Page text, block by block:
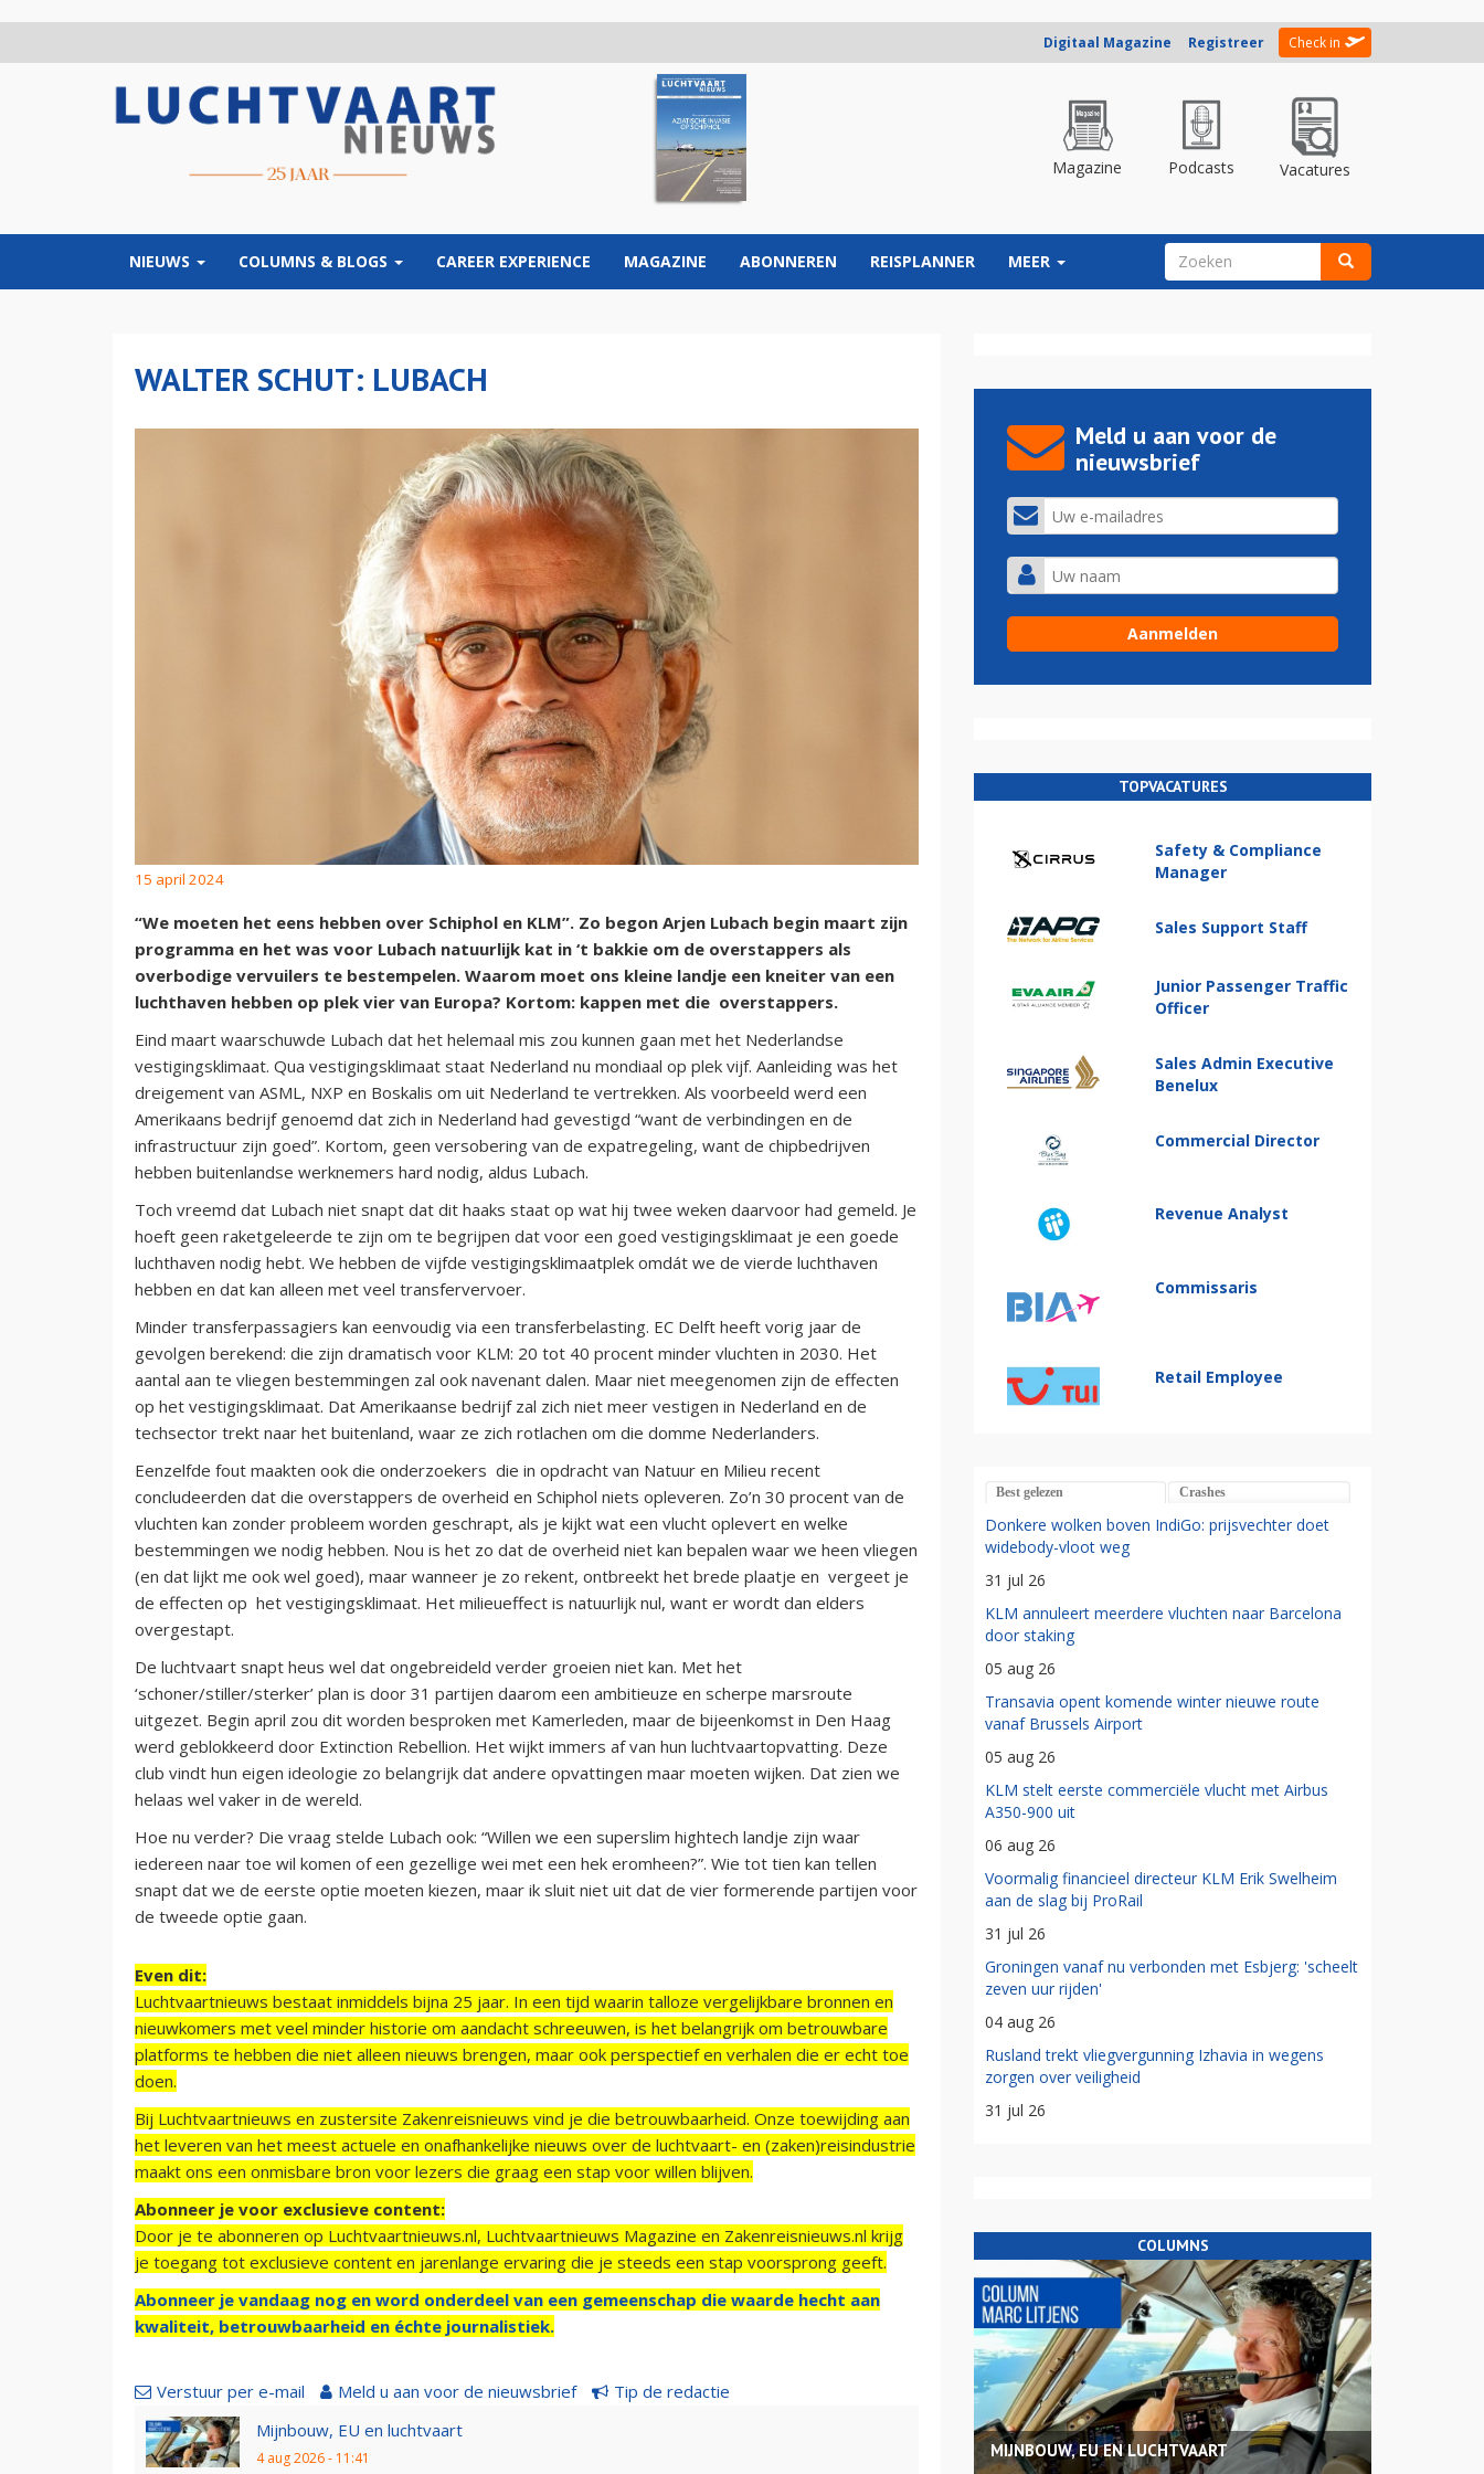
Digitaal Magazine Registreer Check in
Magazine Podcasts Vacatures
NIEUWS COLUMNS & BLOGS CAREER EXPERIENCE MAGAZINE ABONNEREN REISPLANNER MEER ZOEKVELD
WALTER SCHUT: LUBACH
15 april 2024
“We moeten het eens hebben over Schiphol en KLM”. Zo begon Arjen Lubach begin maart zijn
programma en het was voor Lubach natuurlijk kat in ‘t bakkie om de overstappers als
overbodige vervuilers te bestempelen. Waarom moet ons kleine landje een kneiter van een
luchthaven hebben op plek vier van Europa? Kortom: kappen met die overstappers.
Eind maart waarschuwde Lubach dat het helemaal mis zou kunnen gaan met het Nederlandse
vestigingsklimaat. Qua vestigingsklimaat staat Nederland nu mondiaal op plek vijf. Aanleiding was het
dreigement van ASML, NXP en Boskalis om uit Nederland te vertrekken. Als voorbeeld werd een
Amerikaans bedrijf genoemd dat zich in Nederland had gevestigd “want de verbindingen en de
infrastructuur zijn goed”. Kortom, geen versobering van de expatregeling, want de chipbedrijven
hebben buitenlandse werknemers hard nodig, aldus Lubach.
Toch vreemd dat Lubach niet snapt dat dit haaks staat op wat hij twee weken daarvoor had gemeld. Je
hoeft geen raketgeleerde te zijn om te begrijpen dat voor een goed vestigingsklimaat je een goede
luchthaven nodig hebt. We hebben de vijfde vestigingsklimaatplek omdát we de vierde luchthaven
hebben en dat kan alleen met veel transfervervoer.
Minder transferpassagiers kan eenvoudig via een transferbelasting. EC Delft heeft vorig jaar de
gevolgen berekend: die zijn dramatisch voor KLM: 20 tot 40 procent minder vluchten in 2030. Het
aantal aan te vliegen bestemmingen zal ook navenant dalen. Maar niet meegenomen zijn de effecten
op het vestigingsklimaat. Dat Amerikaanse bedrijf zal zich niet meer vestigen in Nederland en de
techsector trekt naar het buitenland, waar ze zich rotlachen om die domme Nederlanders.
Eenzelfde fout maakten ook die onderzoekers die in opdracht van Natuur en Milieu recent
concludeerden dat die overstappers de overheid en Schiphol niets opleveren. Zo’n 30 procent van de
vluchten kan zonder probleem worden geschrapt, als je kijkt wat een vlucht oplevert en welke
bestemmingen we nodig hebben. Nou is het zo dat de overheid niet kan bepalen waar we heen vliegen
(en dat lijkt me ook wel goed), maar wanneer je zo rekent, ontbreekt het brede plaatje en vergeet je
de effecten op het vestigingsklimaat. Het milieueffect is natuurlijk nul, want er wordt dan elders
overgestapt.
De luchtvaart snapt heus wel dat ongebreideld verder groeien niet kan. Met het
‘schoner/stiller/sterker’ plan is door 31 partijen daarom een ambitieuze en scherpe marsroute
uitgezet. Begin april zou dit worden besproken met Kamerleden, maar de bijeenkomst in Den Haag
werd geblokkeerd door Extinction Rebellion. Het wijkt immers af van hun luchtvaartopvatting. Deze
club vindt hun eigen ideologie zo belangrijk dat andere opvattingen maar moeten wijken. Dat zien we
helaas wel vaker in de wereld.
Hoe nu verder? Die vraag stelde Lubach ook: “Willen we een superslim hightech landje zijn waar
iedereen naar toe wil komen of een gezellige wei met een hek eromheen?”. Wie tot tien kan tellen
snapt dat we de eerste optie moeten kiezen, maar ik sluit niet uit dat de vier formerende partijen voor
de tweede optie gaan.
Even dit:
Luchtvaartnieuws bestaat inmiddels bijna 25 jaar. In een tijd waarin talloze vergelijkbare bronnen en
nieuwkomers met veel minder historie om aandacht schreeuwen, is het belangrijk om betrouwbare
platforms te hebben die niet alleen nieuws brengen, maar ook perspectief en verhalen die er echt toe
doen.
Bij Luchtvaartnieuws en zustersite Zakenreisnieuws vind je die betrouwbaarheid. Onze toewijding aan
het leveren van het meest actuele en onafhankelijke nieuws over de luchtvaart- en (zaken)reisindustrie
maakt ons een onmisbare bron voor lezers die graag een stap voor willen blijven.
Abonneer je voor exclusieve content:
Door je te abonneren op Luchtvaartnieuws.nl, Luchtvaartnieuws Magazine en Zakenreisnieuws.nl krijg
je toegang tot exclusieve content en jarenlange ervaring die je steeds een stap voorsprong geeft.
Abonneer je vandaag nog en word onderdeel van een gemeenschap die waarde hecht aan
kwaliteit, betrouwbaarheid en échte journalistiek.
Verstuur per e-mail Meld u aan voor de nieuwsbrief
Tip de redactie
Mijnbouw, EU en luchtvaart
4 aug 2026 - 11:41
Meld u aan voor de
nieuwsbrief
TOPVACATURES
Safety & Compliance
Manager
Sales Support Staff
Junior Passenger Traffic
Officer
Sales Admin Executive
Benelux
Commercial Director
Revenue Analyst
Commissaris
Retail Employee
Best gelezen Crashes
Donkere wolken boven IndiGo: prijsvechter doet
widebody-vloot weg
31 jul 26
KLM annuleert meerdere vluchten naar Barcelona
door staking
05 aug 26
Transavia opent komende winter nieuwe route
vanaf Brussels Airport
05 aug 26
KLM stelt eerste commerciële vlucht met Airbus
A350-900 uit
06 aug 26
Voormalig financieel directeur KLM Erik Swelheim
aan de slag bij ProRail
31 jul 26
Groningen vanaf nu verbonden met Esbjerg: 'scheelt
zeven uur rijden'
04 aug 26
Rusland trekt vliegvergunning Izhavia in wegens
zorgen over veiligheid
31 jul 26
COLUMNS
MIJNBOUW, EU EN LUCHTVAART